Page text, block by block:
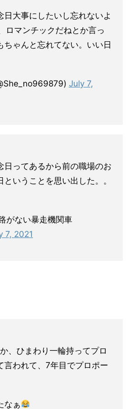
日大事にしたいし忘れないよ
ロマンチックだねとか言っ
ちゃんと忘れてない。いい日
July 7,
日ってあるから前の職場のお
いうことを思い出した。。
がない暴走機関車
7, 2021
、ひまわり一輪持ってプロ
言われて、7年目でプロポー
なぁ